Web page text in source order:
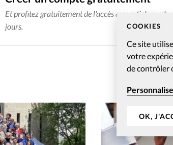
COOKIES
Ce site
votre
de contrôler
OK,
Et profitez gratuitement de l'accès aux articles web
jours.